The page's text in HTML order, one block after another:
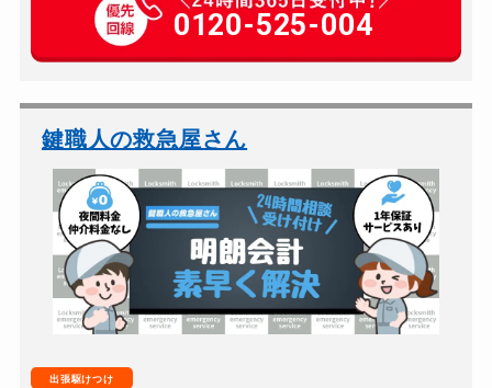
玄関カギ開け 15,000円～（破錠の...
玄関カギ修理 12,000円～
玄関カギ交換
車カギ開け 9,000円～
バイクカギ開け 9,000円～
バイクカギ作成 別途お見積り
スーツケースカギ開け 9,000円～
スーツケースカギ作成 別途お見積り
0120-525-004
鍵職人の救急屋さん
出張駆けつけ